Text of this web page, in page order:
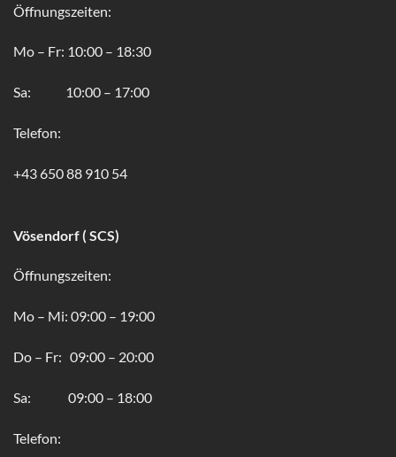
Öffnungszeiten:
Mo – Fr: 10:00 – 18:30
Sa: 10:00 – 17:00
Telefon:
+43 650 88 910 54
Vösendorf ( SCS)
Öffnungszeiten:
Mo – Mi: 09:00 – 19:00
Do – Fr: 09:00 – 20:00
Sa: 09:00 – 18:00
Telefon: